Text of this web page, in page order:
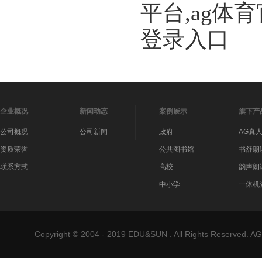
平台,ag体
登录入口
企业概况
公司概况
资质荣誉
联系方式
新闻动态
公司新闻
案例展示
政府
公共图书馆
高校
中小学
旗下产
AG真
书舒朗
韵声朗
一体机
Copyright © 2004 - 2019 EDU&SUN . All Rights Reserved.